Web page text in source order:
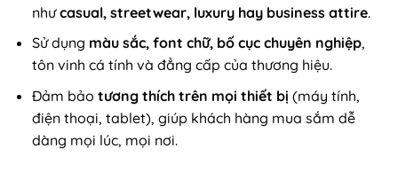
nhưcasual, streetwear, luxury hay business attire.
Sử dụng màu sắc, font chữ, bố cục chuyên nghiệp,
tôn vinh cá tính và đẳng cấp của thương hiệu.
Đảm bảo tương thích trên mọi thiết bị (máy tính,
điện thoại, tablet), giúp khách hàng mua sắm dễ
dàng mọi lúc, mọi nơi.